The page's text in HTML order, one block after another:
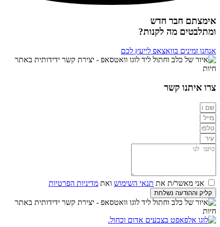
אימצתם חבר חדש
ומתלבטים מה לקנות?
אנחנו זמינים בוואצאפ לייעץ לכם
צרו איתנו קשר
אני מאשר/ת את תנאי השימוש ואת מדיניות הפרטיות
קליק וההודעה נשלחת